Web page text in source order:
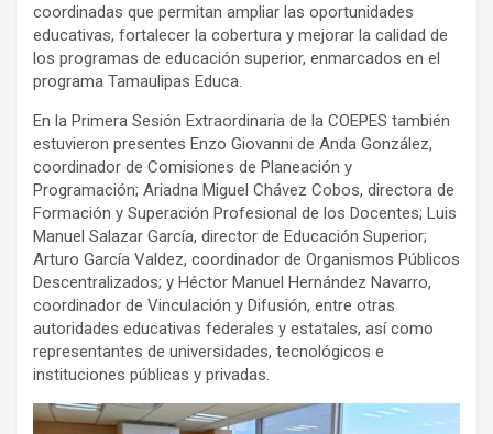
coordinadas que permitan ampliar las oportunidades
educativas, fortalecer la cobertura y mejorar la calidad de
los programas de educación superior, enmarcados en el
programa Tamaulipas Educa.
En la Primera Sesión Extraordinaria de la COEPES también
estuvieron presentes Enzo Giovanni de Anda González,
coordinador de Comisiones de Planeación y
Programación; Ariadna Miguel Chávez Cobos, directora de
Formación y Superación Profesional de los Docentes; Luis
Manuel Salazar García, director de Educación Superior;
Arturo García Valdez, coordinador de Organismos Públicos
Descentralizados; y Héctor Manuel Hernández Navarro,
coordinador de Vinculación y Difusión, entre otras
autoridades educativas federales y estatales, así como
representantes de universidades, tecnológicos e
instituciones públicas y privadas.